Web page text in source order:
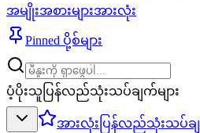
အမျိုးအစားများအားလုံး
Pinned ပို့စ်များ
ပံ့ပိုးသူပြန်လည်သုံးသပ်ချက်များ
အားလုံးပြန်လည်သုံးသပ်ချ